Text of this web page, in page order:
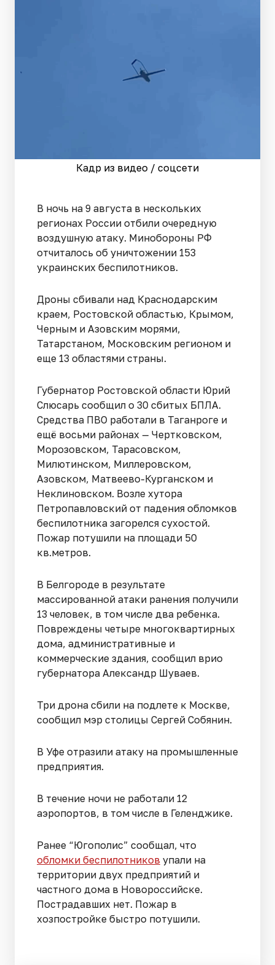
Кадр из видео / соцсети
В ночь на 9 августа в нескольких
регионах России отбили очередную
воздушную атаку. Минобороны РФ
отчиталось об уничтожении 153
украинских беспилотников.
Дроны сбивали над Краснодарским
краем, Ростовской областью, Крымом,
Черным и Азовским морями,
Татарстаном, Московским регионом и
еще 13 областями страны.
Губернатор Ростовской области Юрий
Слюсарь сообщил о 30 сбитых БПЛА.
Средства ПВО работали в Таганроге и
ещё восьми районах — Чертковском,
Морозовском, Тарасовском,
Милютинском, Миллеровском,
Азовском, Матвеево-Курганском и
Неклиновском. Возле хутора
Петропавловский от падения обломков
беспилотника загорелся сухостой.
Пожар потушили на площади 50
кв.метров.
В Белгороде в результате
массированной атаки ранения получили
13 человек, в том числе два ребенка.
Повреждены четыре многоквартирных
дома, административные и
коммерческие здания, сообщил врио
губернатора Александр Шуваев.
Три дрона сбили на подлете к Москве,
сообщил мэр столицы Сергей Собянин.
В Уфе отразили атаку на промышленные
предприятия.
В течение ночи не работали 12
аэропортов, в том числе в Геленджике.
Ранее “Югополис” сообщал, что
обломки беспилотников упали на
территории двух предприятий и
частного дома в Новороссийске.
Пострадавших нет. Пожар в
хозпостройке быстро потушили.